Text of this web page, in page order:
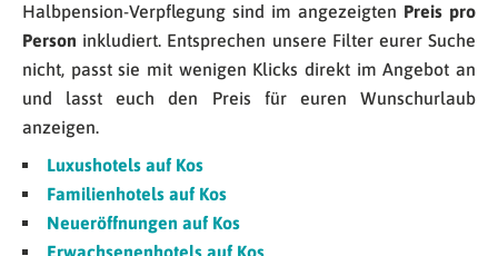
Halbpension-Verpflegung sind im angezeigten Preis pro
Person inkludiert. Entsprechen unsere Filter eurer Suche
nicht, passt sie mit wenigen Klicks direkt im Angebot an
und lasst euch den Preis für euren Wunschurlaub
anzeigen.
Luxushotels auf Kos
Familienhotels auf Kos
Neueröffnungen auf Kos
Erwachsenenhotels auf Kos